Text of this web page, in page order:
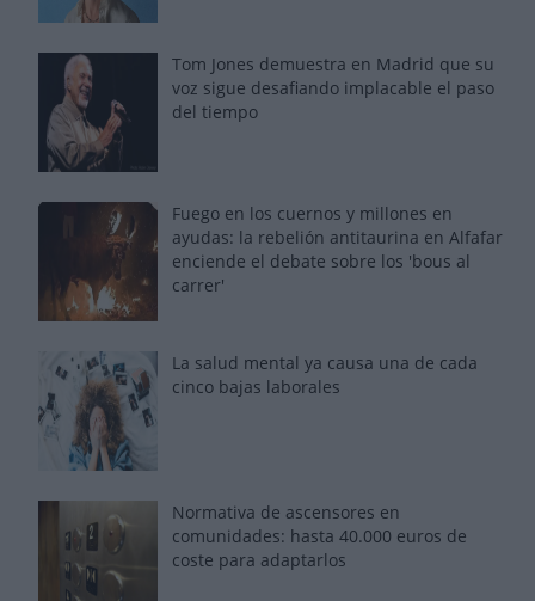
Tom Jones demuestra en Madrid que su
voz sigue desafiando implacable el paso
del tiempo
Fuego en los cuernos y millones en
ayudas: la rebelión antitaurina en Alfafar
enciende el debate sobre los 'bous al
carrer'
La salud mental ya causa una de cada
cinco bajas laborales
Normativa de ascensores en
comunidades: hasta 40.000 euros de
coste para adaptarlos